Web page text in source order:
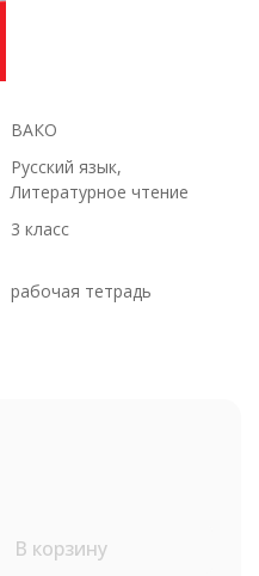
ВАКО
Русский язык,
Литературное чтение
3 класс
рабочая тетрадь
В корзину